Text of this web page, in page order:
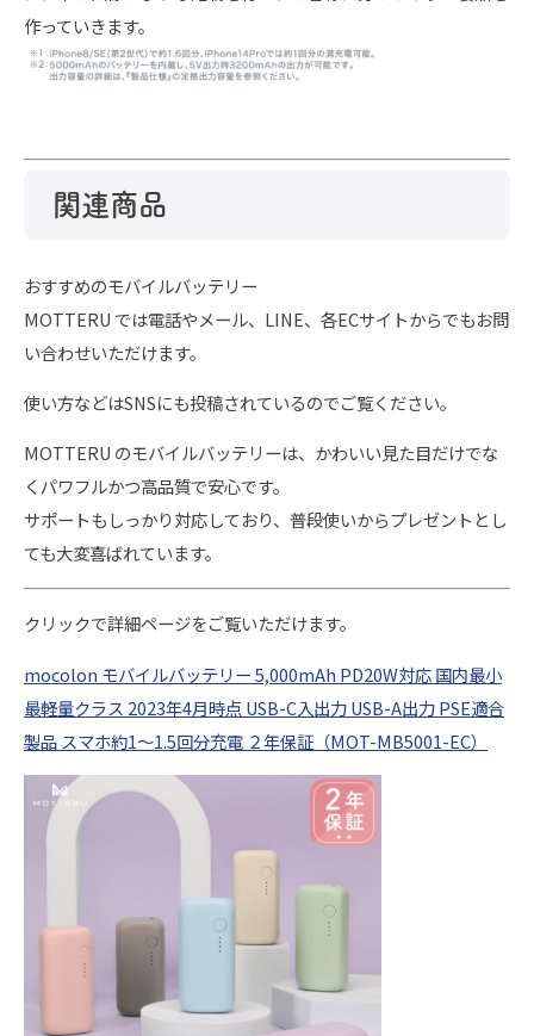
作っていきます。
関連商品
おすすめのモバイルバッテリー
MOTTERU では電話やメール、LINE、各ECサイトからでもお問
い合わせいただけます。
使い方などはSNSにも投稿されているのでご覧ください。
MOTTERU のモバイルバッテリーは、かわいい見た目だけでな
くパワフルかつ高品質で安心です。
サポートもしっかり対応しており、普段使いからプレゼントとし
ても大変喜ばれています。
クリックで詳細ページをご覧いただけます。
mocolon モバイルバッテリー 5,000mAh PD20W対応 国内最小
最軽量クラス 2023年4月時点 USB-C入出力 USB-A出力 PSE適合
製品 スマホ約1～1.5回分充電 ２年保証（MOT-MB5001-EC）